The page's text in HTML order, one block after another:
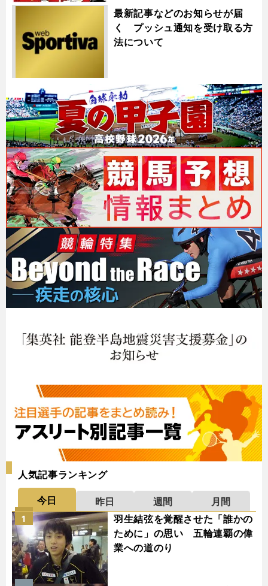
最新記事などのお知らせが届
く プッシュ通知を受け取る方
法について
人気記事ランキング
今日 昨日 週間
月間
羽生結弦を覚醒させた「誰かの
ために」の思い 五輪連覇の偉
業への道のり
1